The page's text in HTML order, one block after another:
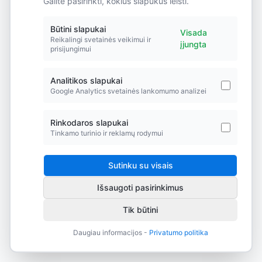
Būtini slapukai
Reikalingi svetainės veikimui ir
prisijungimui
Visada
įjungta
Analitikos slapukai
Google Analytics svetainės lankomumo analizei
Rinkodaros slapukai
Tinkamo turinio ir reklamų rodymui
Sutinku su visais
Išsaugoti pasirinkimus
Tik būtini
Daugiau informacijos - Privatumo politika